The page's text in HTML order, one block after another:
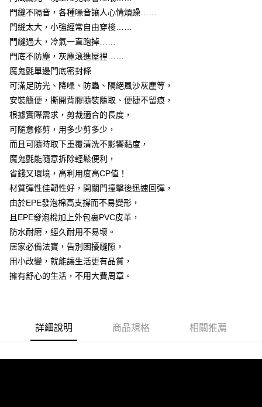
１．於結帳方式選擇「AFTEE先享後付」後，將跳轉至「AFTEE先享後付」
結帳頁面，進行簡訊認證並確認金額後，即可完成結帳。
２．訂單成立數日內，您將收到繳費通知簡訊。
３．收到繳費通知簡訊後14天內，點擊此簡訊中的連結，可透過四大超商／
ATM／網路銀行／等多元方式進行付款，方視為交易完成。
※ 請注意：結帳手續完成當下不需立刻繳費，但若您需要取消訂單，請聯絡
後付繳納相關費用。
※ 交易是否成功請以「AFTEE先享後付 」之結帳頁面顯示為準，若有關於
是否繳費成功／繳費後需取消欲退款等相關疑問，請聯繫「AFTEE先享後付
客戶支援中心」
https://netprotections.freshdesk.com/support/home
【注意事項】
１．透過由恩沛科技股份有限公司提供之「AFTEE先享後付」服務完成之交
易，需依本服務之必要範圍內提供個人資料，並將交易相關給付款項請求債
權轉讓予恩沛科技股份有限公司。
２．關於個人資料處理事宜，請瀏覽以下網址：
３．未成年的使用者請事先徵得法定代理人或監護人之同意方可使用
「AFTEE先享後付」，若未經同意申辦者引起之損失，本公司不負相關責
任。
４．使用「AFTEE先享後付」時，將依據個別帳號之用戶狀況，依本公司即
時審查核予不同之上限額度；若仍有額度不足之情形，本公司將視審查結果
請求用戶進行身份認證。
恩沛科技股份有限公司將有權停止該用戶之使用額度並採取法律行動。
每筆NT$60，滿NT$499(含以上)免運費
7-11取貨付款
每筆NT$60，滿NT$499(含以上)免運費
7-11取貨(快速到店)
宅配
每筆NT$100，滿NT$799(含以上)免運費
離島宅配
每筆NT$150
門縫不隔音，各種噪音讓人心情煩躁……
門縫太大，小強經常自由穿梭……
門縫過大，冷氣一直跑掉……
門底不防塵，灰塵滾進屋裡……
魔鬼氈單邊門底密封條
可滿足防光、降噪、防蟲、隔絕風沙灰塵等，
安裝簡便，撕開背膠隨裝隨取、便捷不留痕，
根據實際需求，剪裁適合的長度，
可隨意修剪，用多少剪多少，
而且可隨時取下重覆清洗不影響黏度，
魔鬼氈能隨意拆除輕鬆便利，
省錢又環境，高利用度高CP值！
材質彈性佳韌性好，開關門撞擊後迅速回彈，
由於EPE發泡棉高支撐而不易變形，
且EPE發泡棉加上外包裏PVC皮革，
防水耐磨，經久耐用不易壞。
居家必備法寶，告別困擾縫隙，
用小改變，就能讓生活更有品質，
擁有舒心的生活，不用大費周章。
詳細說明 商品規格 相關推薦